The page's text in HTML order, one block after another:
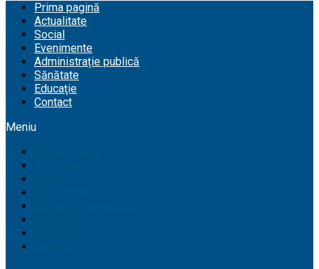
Prima pagină
Actualitate
Social
Evenimente
Administrație publică
Sănătate
Educaţie
Contact
Meniu